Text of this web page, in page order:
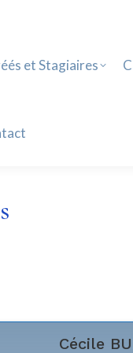
et Stagiaires
Cécile